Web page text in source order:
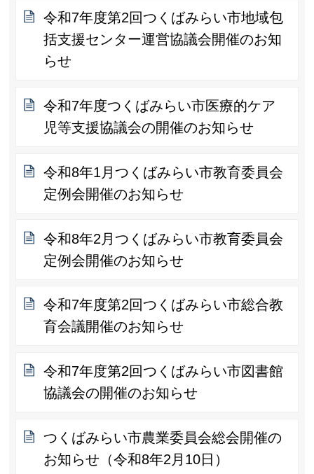
令和7年度第2回つくばみらい市地域包
括支援センター運営協議会開催のお知
らせ
令和7年度つくばみらい市医療的ケア
児等支援協議会の開催のお知らせ
令和8年1月つくばみらい市教育委員会
定例会開催のお知らせ
令和8年2月つくばみらい市教育委員会
定例会開催のお知らせ
令和7年度第2回つくばみらい市総合教
育会議開催のお知らせ
令和7年度第2回つくばみらい市図書館
協議会の開催のお知らせ
つくばみらい市農業委員会総会開催の
お知らせ（令和8年2月10日）